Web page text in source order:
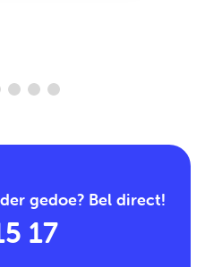
gedoe? Bel direct!
17